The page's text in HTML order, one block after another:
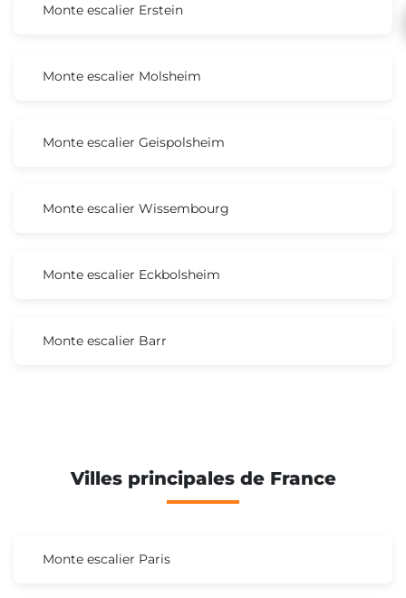
Monte escalier Erstein
Monte escalier Molsheim
Monte escalier Geispolsheim
Monte escalier Wissembourg
Monte escalier Eckbolsheim
Monte escalier Barr
Villes principales de France
Monte escalier Paris